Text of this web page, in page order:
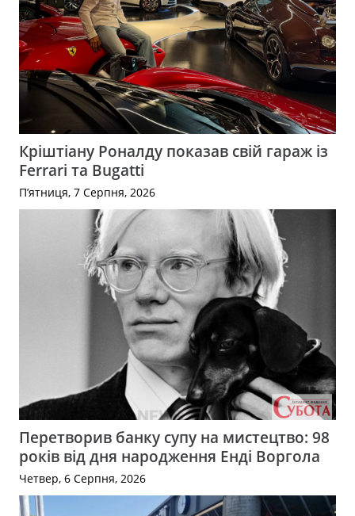
Кріштіану Роналду показав свій гараж із
Ferrari та Bugatti
П’ятниця, 7 Серпня, 2026
Перетворив банку супу на мистецтво: 98
років від дня народження Енді Воргола
Четвер, 6 Серпня, 2026